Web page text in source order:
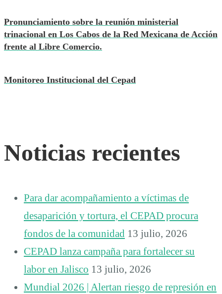
Pronunciamiento sobre la reunión ministerial
trinacional en Los Cabos de la Red Mexicana de Acción
frente al Libre Comercio.
Monitoreo Institucional del Cepad
Noticias recientes
Para dar acompañamiento a víctimas de
desaparición y tortura, el CEPAD procura
fondos de la comunidad 13 julio, 2026
CEPAD lanza campaña para fortalecer su
labor en Jalisco 13 julio, 2026
Mundial 2026 | Alertan riesgo de represión en